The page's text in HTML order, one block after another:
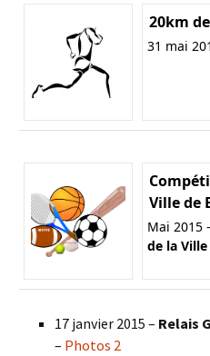
20km
31 mai
Ville de
Mai 2015
de la
17 janvier 2015 – Relais
– Photos 2